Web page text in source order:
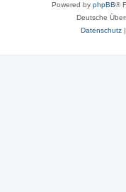
Powered by phpBB®
Deutsche
Datenschutz|